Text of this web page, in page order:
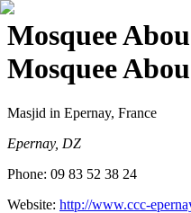
Mosquee
Mosquee
Masjid in Epernay, France
Epernay, DZ
Phone: 09 83 52 38 24
Website: http://www.ccc-